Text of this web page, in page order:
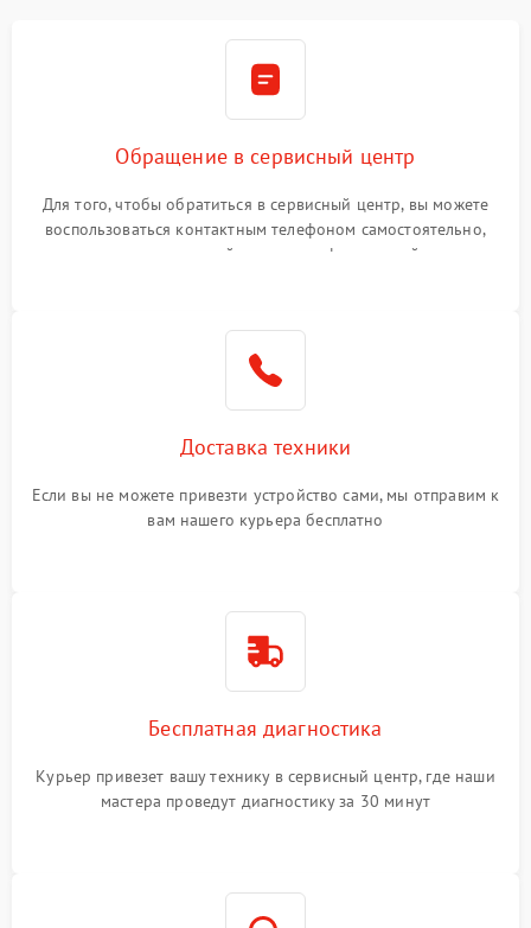
Обращение в сервисный центр
Для того, чтобы обратиться в сервисный центр, вы можете
воспользоваться контактным телефоном самостоятельно,
или оставить свой номер телефона на сайте
Доставка техники
Если вы не можете привезти устройство сами, мы отправим к
вам нашего курьера бесплатно
Бесплатная диагностика
Курьер привезет вашу технику в сервисный центр, где наши
мастера проведут диагностику за 30 минут